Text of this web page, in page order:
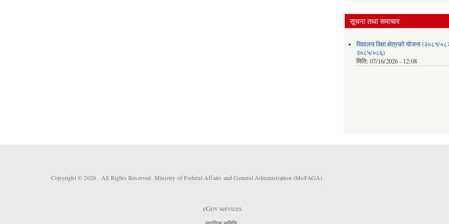
सूचना तथा समाचार
विद्यालय विक्षा क्षेत्रको योजना (२०८१/
२०८५/०८६)
मिति: 07/16/2026 - 12:08
Copyright © 2026 . All Rights Reserved. Ministry of Federal Affairs and General Administration (MoFAGA).
eGov services